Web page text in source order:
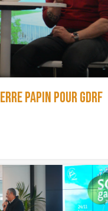
Papin pour GDRF